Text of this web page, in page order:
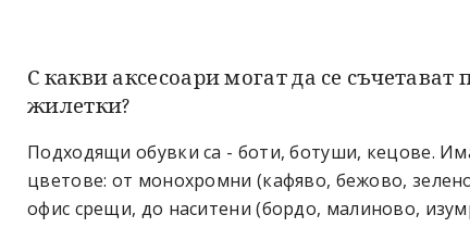
С какви аксесоари могат да се съчетават
жилетки?
Подходящи обувки са - боти, ботуши, кецове.
цветове: от монохромни (кафяво, бежово,
офис срещи, до наситени (бордо, малиново,